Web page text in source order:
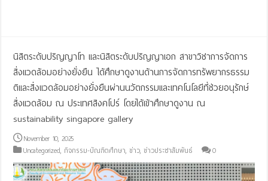
นิสิตระดับปริญญาโท และนิสิตระดับปริญญาเอก สาขาวิชาการจัดการ
สิ่งแวดล้อมอย่างยั่งยืน ได้ศึกษาดูงานด้านการจัดการทรัพยากรธรรม
ติและสิ่งแวดล้อมอย่างยั่งยืนผ่านนวัตกรรมและเทคโนโลยีที่ช่วยอนุรักษ์
สิ่งแวดล้อม ณ ประเทศสิงคโปร์ โดยได้เข้าศึกษาดูงาน ณ
sustainability singapore gallery
November 10, 2025
Uncategorized,กิจกรรม-บัณฑิตศึกษา,ข่าว,ข่าวประชาสัมพันธ์ 0